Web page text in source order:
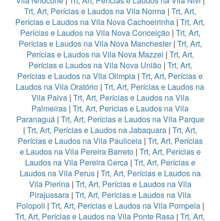
Trt, Art, Perícias e Laudos na Vila Norma | Trt, Art,
Perícias e Laudos na Vila Nova Cachoeirinha | Trt, Art,
Perícias e Laudos na Vila Nova Conceição| Trt, Art,
Perícias e Laudos na Vila Nova Manchester| Trt, Art,
Perícias e Laudos na Vila Nova Mazzei | Trt, Art,
Perícias e Laudos na Vila Nova União| Trt, Art,
Perícias e Laudos na Vila Olimpia | Trt, Art, Perícias e
Laudos na Vila Oratório | Trt, Art, Perícias e Laudos na
Vila Paiva| Trt, Art, Perícias e Laudos na Vila
Palmeiras | Trt, Art, Perícias e Laudos na Vila
Paranaguá| Trt, Art, Perícias e Laudos na Vila Parque
| Trt, Art, Perícias e Laudos na Jabaquara | Trt, Art,
Perícias e Laudos na Vila Pauliceia| Trt, Art, Perícias
e Laudos na Vila Pereira Barreto| Trt, Art, Perícias e
Laudos na Vila Pereira Cerca| Trt, Art, Perícias e
Laudos na Vila Perus| Trt, Art, Perícias e Laudos na
Vila Pierina| Trt, Art, Perícias e Laudos na Vila
Pirajussara| Trt, Art, Perícias e Laudos na Vila
Polopoli | Trt, Art, Perícias e Laudos na Vila Pompeia|
Trt, Art, Perícias e Laudos na Vila Ponte Rasa | Trt, Art,